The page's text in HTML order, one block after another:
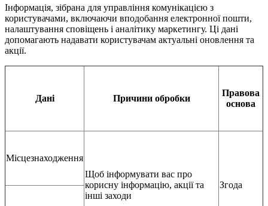
Інформація, зібрана для управління комунікацією з
користувачами, включаючи вподобання електронної пошти,
налаштування сповіщень і аналітику маркетингу. Ці дані
допомагають надавати користувачам актуальні оновлення та
акції.
Дані Причини обробки
Правова
основа
Місцезнаходження
Щоб інформувати вас про
корисну інформацію, акції та
інші заходи
Згода